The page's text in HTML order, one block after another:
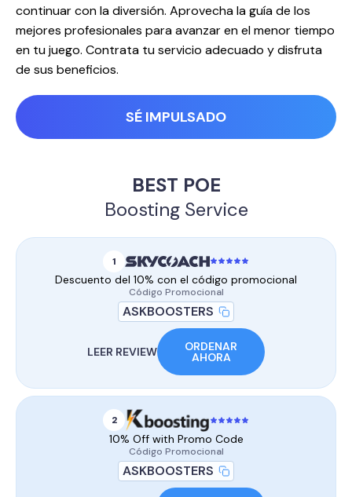
continuar con la diversión. Aprovecha la guía de los
mejores profesionales para avanzar en el menor tiempo
en tu juego. Contrata tu servicio adecuado y disfruta
de sus beneficios.
SÉ IMPULSADO
BEST POE
Boosting Service
1
Descuento del 10% con el código promocional
Código Promocional
ASKBOOSTERS
LEER REVIEW ORDENAR
AHORA
2
10% Off with Promo Code
Código Promocional
ASKBOOSTERS